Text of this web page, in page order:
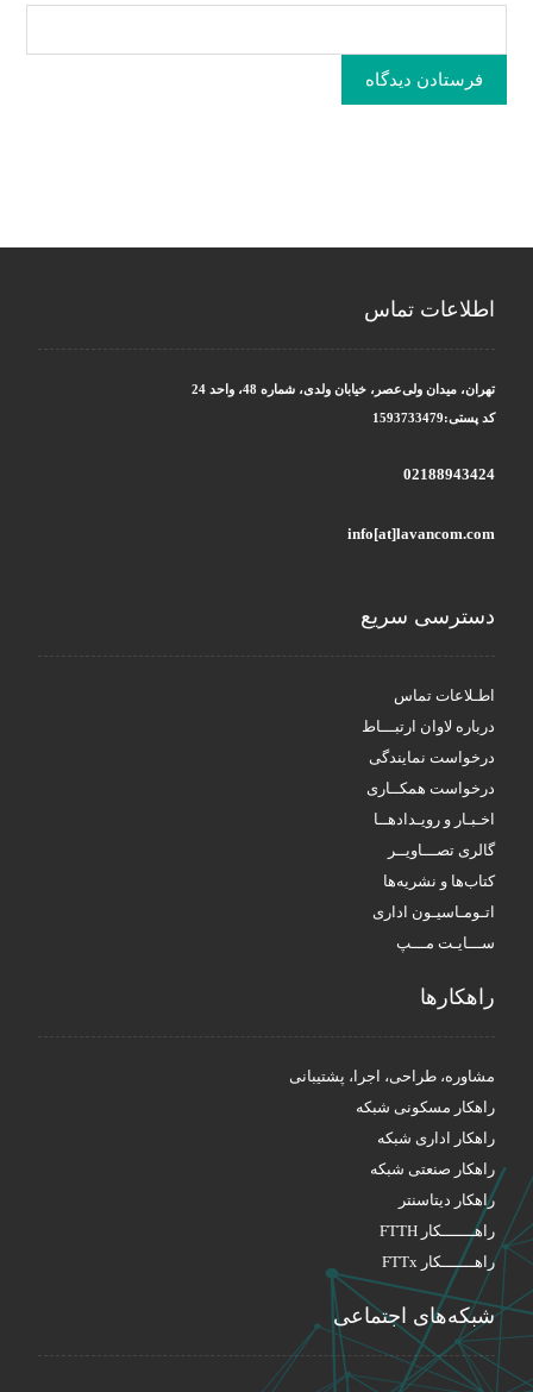
فرستادن دیدگاه
اطلاعات تماس
تهران، میدان ولی‌عصر، خیابان ولدی، شماره 48، واحد 24
کد پستی:1593733479
02188943424
info[at]lavancom.com
دسترسی سریع
اطـلاعات تماس
درباره لاوان ارتبـــاط
درخواست نمایندگی
درخواست همکــاری
اخـبـار و رویـدادهــا
گالری تصـــاویــر
کتاب‌ها و نشریه‌ها
اتـومـاسیـون اداری
ســـایـت مـــپ
راهکار‌ها
مشاوره، طراحی، اجرا، پشتیبانی
راهکار مسکونی شبکه
راهکار اداری شبکه
راهکار صنعتی شبکه
راهکار دیتاسنتر
راهـــــــکار FTTH
راهـــــــکار FTTx
شبکه‌های اجتماعی